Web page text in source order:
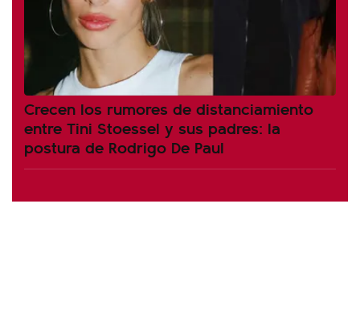
Crecen los rumores de distanciamiento
entre Tini Stoessel y sus padres: la
postura de Rodrigo De Paul